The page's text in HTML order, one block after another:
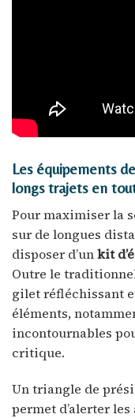
Les équipements
longs trajets en
Pour maximiser la
sur de longues
disposer d’unkit
Outre le
gilet réfléchissant
éléments,
incontournables
critique.
Un triangle de
permet d’alerter